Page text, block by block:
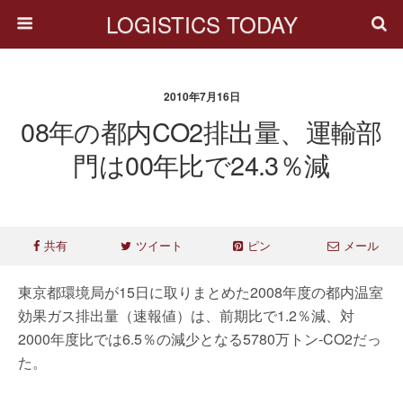
LOGISTICS TODAY
2010年7月16日
08年の都内CO2排出量、運輸部
門は00年比で24.3％減
共有 ツイート ピン メール
東京都環境局が15日に取りまとめた2008年度の都内温室
効果ガス排出量（速報値）は、前期比で1.2％減、対
2000年度比では6.5％の減少となる5780万トン-CO2だっ
た。